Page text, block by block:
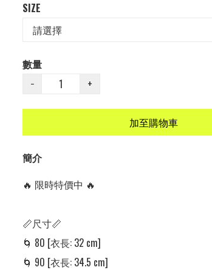
SIZE
數量
−
+
加至購物車
簡介
🔥 限時特價中 🔥
📏尺寸📏
🌀 80 [衣長: 32 cm]
🌀 90 [衣長: 34.5 cm]